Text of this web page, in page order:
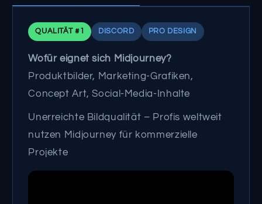
QUALITÄT #1 DISCORD PRO DESIGN
Wofür eignet sich Midjourney?
Produktbilder, Marketing-Grafiken,
Concept Art, Social-Media-Inhalte
Unerreichte Bildqualität – Profis weltweit
nutzen Midjourney für kommerzielle
Projekte